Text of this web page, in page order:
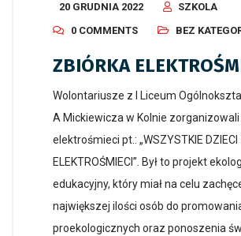
20 GRUDNIA 2022
SZKOLA
0 COMMENTS
BEZ
ZBIÓRKA
Wolontariusze z I Liceum
A Mickiewicza w Kolnie
elektrośmieci pt.: „WSZYSTKIE
ELEKTROŚMIECI”. Był to projekt
edukacyjny, który miał na celu
największej ilości osób do
proekologicznych oraz ponoszenia